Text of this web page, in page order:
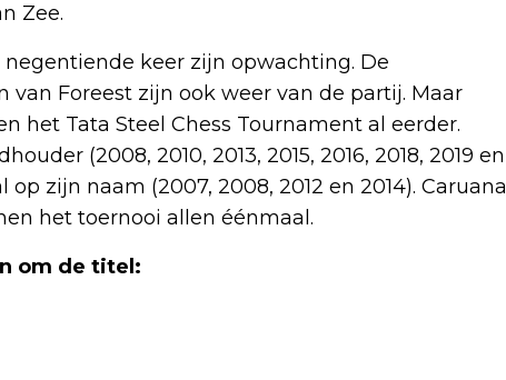
Zee.
keer zijn opwachting. De
van Foreest zijn ook weer van de partij. Maar
het Tata Steel Chess Tournament al eerder.
(2008, 2010, 2013, 2015, 2016, 2018, 2019 en
zijn naam (2007, 2008, 2012 en 2014). Caruana
het toernooi allen éénmaal.
om de titel: